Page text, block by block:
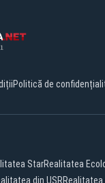
Politică de
StarRealitatea
din USRRealitatea